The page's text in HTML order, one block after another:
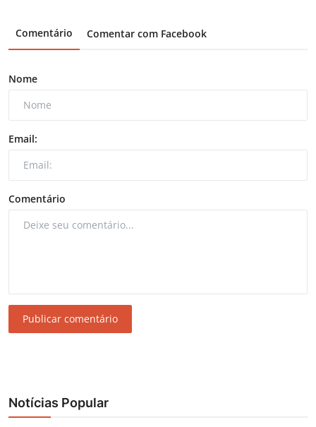
Comentário Comentar com Facebook
Nome
Email:
Comentário
Publicar comentário
Notícias Popular